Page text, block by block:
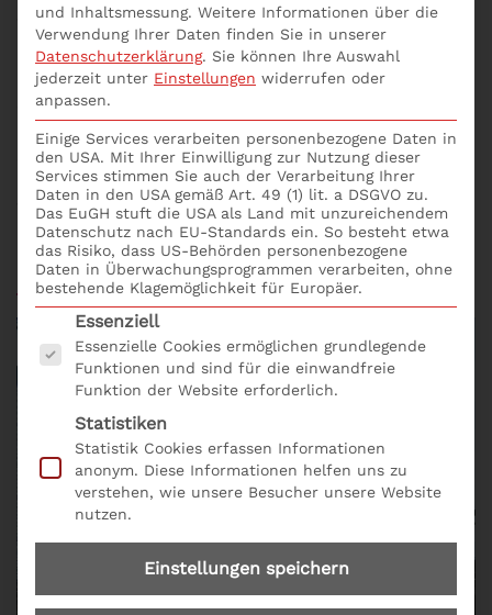
Welche Aufsichtsprüfungen 2020 sind für
Finanzunternehmen geplant? Aufsichtsrechtliche
Prüfungen 2020 veröffentlicht: Die BaFin hat ihre
Schwerpunkte für die aufsichtsrechtlichen
Prüfungen 2020 veröffentlicht. S+P Inside informiert
Sie über die Prüfungen 2020 in den Bereichen
Banken, Wertpapierdienstleistungen und
Versicherungen.
und Inhaltsmessung. Weitere Informationen über die
Verwendung Ihrer Daten finden Sie in unserer
Datenschutzerklärung. Sie können Ihre Auswahl
jederzeit unter Einstellungen widerrufen oder
anpassen.
Einige Services verarbeiten personenbezogene Daten in
den USA. Mit Ihrer Einwilligung zur Nutzung dieser
Services stimmen Sie auch der Verarbeitung Ihrer
Daten in den USA gemäß Art. 49 (1) lit. a DSGVO zu.
Das EuGH stuft die USA als Land mit unzureichendem
Datenschutz nach EU-Standards ein. So besteht etwa
das Risiko, dass US-Behörden personenbezogene
Daten in Überwachungsprogrammen verarbeiten, ohne
bestehende Klagemöglichkeit für Europäer.
Es folgt eine Liste der Service-Gruppen, für die
Essenziell
Essenzielle Cookies ermöglichen grundlegende
Funktionen und sind für die einwandfreie
Funktion der Website erforderlich.
Statistiken
Statistik Cookies erfassen Informationen
anonym. Diese Informationen helfen uns zu
verstehen, wie unsere Besucher unsere Website
nutzen.
Einstellungen speichern